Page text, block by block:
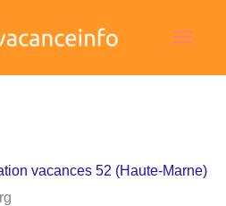
vacances 52 (Haute-Marne)